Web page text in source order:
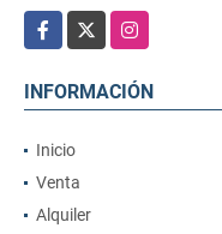
Facebook
Instagram
INFORMACIÓN
Inicio
Venta
Alquiler